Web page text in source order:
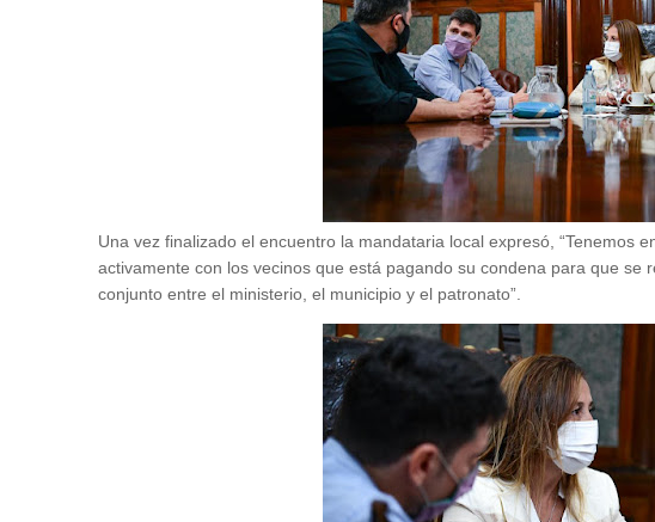
Una vez finalizado el encuentro la mandataria local expresó, “Tenemos
activamente con los vecinos que está pagando su condena para que se
conjunto entre el ministerio, el municipio y el patronato”.